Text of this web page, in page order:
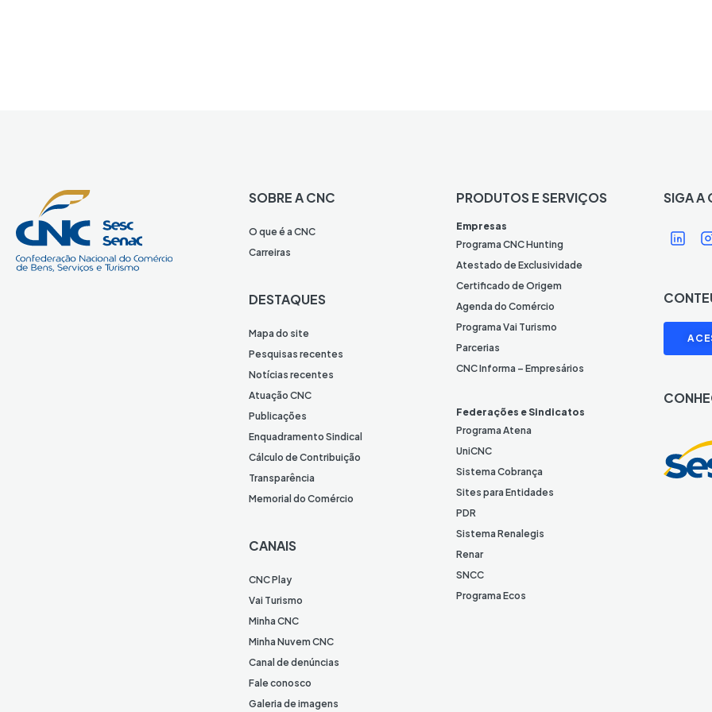
SOBRE A CNC
O que é a CNC
Carreiras
DESTAQUES
Mapa do site
Pesquisas recentes
Notícias recentes
Atuação CNC
Publicações
Enquadramento Sindical
Cálculo de Contribuição
Transparência
Memorial do Comércio
CANAIS
CNC Play
Vai Turismo
Minha CNC
Minha Nuvem CNC
Canal de denúncias
Fale conosco
Galeria de imagens
PRODUTOS E SERVIÇOS
Empresas
Programa CNC Hunting
Atestado de Exclusividade
Certificado de Origem
Agenda do Comércio
Programa Vai Turismo
Parcerias
CNC Informa – Empresários
Federações e Sindicatos
Programa Atena
UniCNC
Sistema Cobrança
Sites para Entidades
PDR
Sistema Renalegis
Renar
SNCC
Programa Ecos
SIGA A
Í
c
n
e
L
i
k
e
I
n
Í
I